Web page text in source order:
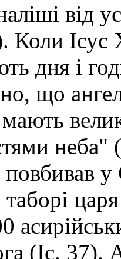
від
Коли
дня і
що
неба"
(Іс. 37).